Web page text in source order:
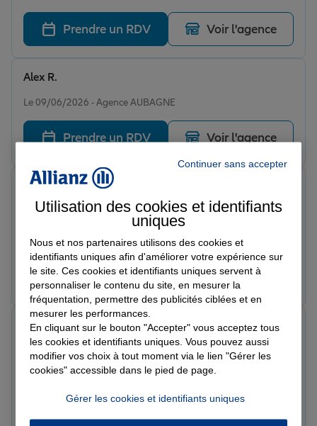
Prendre un RDV Voir l'agence
Le 09/06/2026 - Agence AUBAGNE
Alex R.
Prendre un RDV Voir l'agence
Le 20/05/2026 - Agence AUBAGNE
Depuis ma prise de contact avec cette agence, il y a un
mois environ, je n ai pas ete decue. Tout est fluide :
ecoute, informations, et prise en compte de situations
particulieres. Je suis donc satisfaite de mon choix a ce
jour et je rajoute que l accueil en agence est
bienveillant! Ca fait du bien! Karine
Karine
Prendre un RDV Voir l'agence
Note de 5 sur 5
Le 28/04/2026 - Agence AUBAGNE
Une equipe formidable tres attentive,a
pas rester comme vous etes mutuelle a recommander
ANGE D.
Prendre un RDV Voir l'agence
Continuer sans accepter
Utilisation des cookies et identifiants
uniques
Nous et nos partenaires utilisons des cookies et
identifiants uniques afin d'améliorer votre expérience sur
le site. Ces cookies et identifiants uniques servent à
personnaliser le contenu du site, en mesurer la
fréquentation, permettre des publicités ciblées et en
mesurer les performances.
En cliquant sur le bouton "Accepter" vous acceptez tous
les cookies et identifiants uniques. Vous pouvez aussi
modifier vos choix à tout moment via le lien "Gérer les
cookies" accessible dans le pied de page.
Gérer les cookies et identifiants uniques